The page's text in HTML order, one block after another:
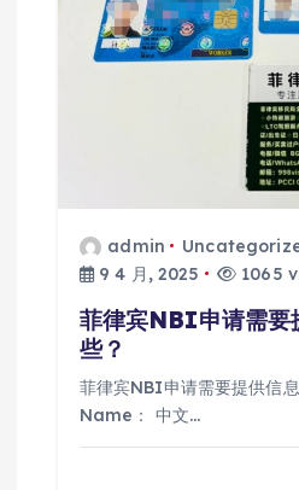
admin
9 4 月, 2025
1065
菲律宾NBI申请需要
些？
菲律宾NBI申请需要提供信
Name： 中文…